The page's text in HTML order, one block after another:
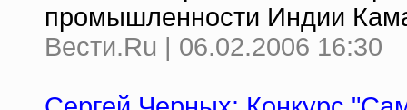
промышленности Индии
Вести.Ru | 06.02.2006 16:30